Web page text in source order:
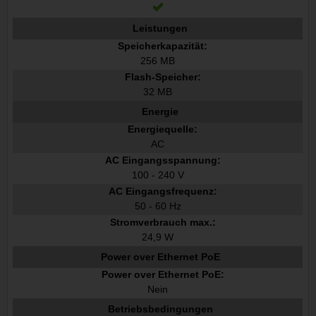
Leistungen
Speicherkapazität:
256 MB
Flash-Speicher:
32 MB
Energie
Energiequelle:
AC
AC Eingangsspannung:
100 - 240 V
AC Eingangsfrequenz:
50 - 60 Hz
Stromverbrauch max.:
24,9 W
Power over Ethernet PoE
Power over Ethernet PoE:
Nein
Betriebsbedingungen